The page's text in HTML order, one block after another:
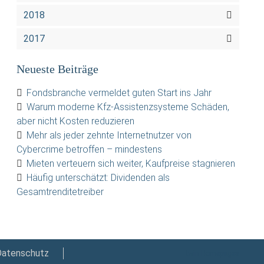
2018
2017
Neueste Beiträge
Fondsbranche vermeldet guten Start ins Jahr
Warum moderne Kfz-Assistenzsysteme Schäden,
aber nicht Kosten reduzieren
Mehr als jeder zehnte Internetnutzer von
Cybercrime betroffen – mindestens
Mieten verteuern sich weiter, Kaufpreise stagnieren
Häufig unterschätzt: Dividenden als
Gesamtrenditetreiber